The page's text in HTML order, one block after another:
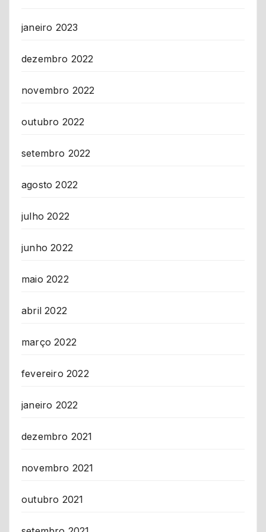
janeiro 2023
dezembro 2022
novembro 2022
outubro 2022
setembro 2022
agosto 2022
julho 2022
junho 2022
maio 2022
abril 2022
março 2022
fevereiro 2022
janeiro 2022
dezembro 2021
novembro 2021
outubro 2021